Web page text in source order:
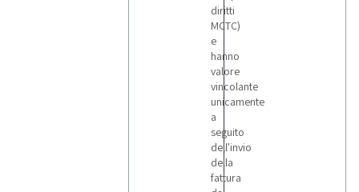
diritti
MCTC)
e
hanno
valore
vincolante
unicamente
a
seguito
dell'invio
della
fattura